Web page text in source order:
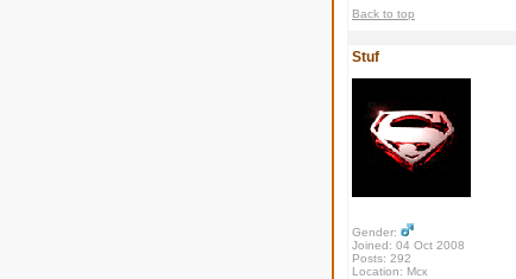
Back to top
Stuf
Gender:
Joined: 04 Oct 2008
Posts: 292
Location: Мск